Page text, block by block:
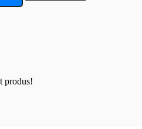
produs!